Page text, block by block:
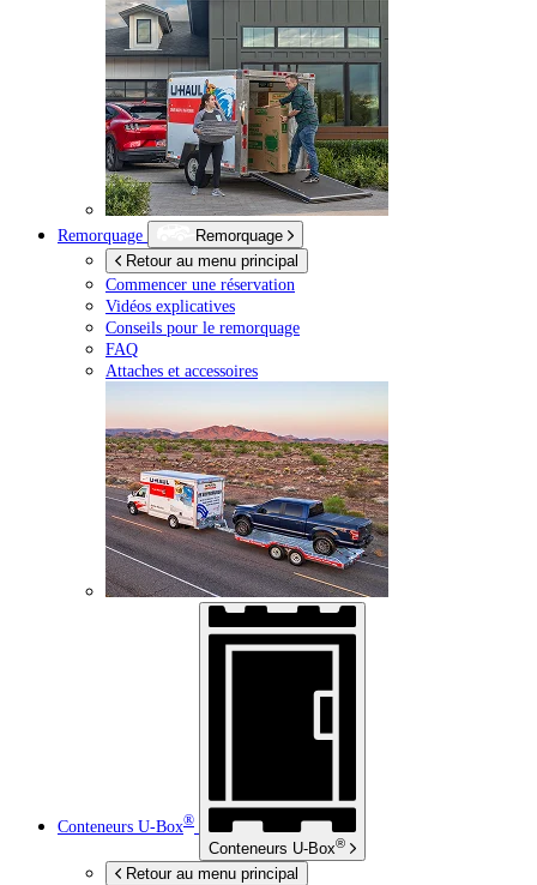
Remorquage
Remorquage
Retour au menu principal
Commencer une réservation
Vidéos explicatives
Conseils pour le remorquage
FAQ
Attaches et accessoires
Conteneurs U-Box®
Conteneurs U-Box®
Retour au menu principal